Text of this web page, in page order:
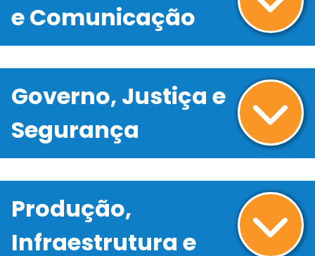
e Comunicação
Governo, Justiça e
Segurança
Produção,
Infraestrutura e